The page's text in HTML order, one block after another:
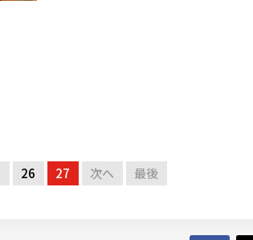
26 27 次へ 最後